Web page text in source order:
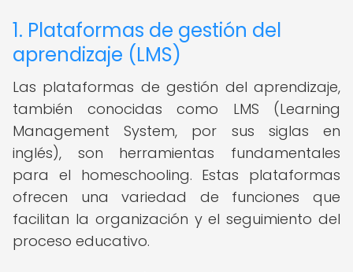
1. Plataformas de gestión del
aprendizaje (LMS)
Las plataformas de gestión del aprendizaje,
también conocidas como LMS (Learning
Management System, por sus siglas en
inglés), son herramientas fundamentales
para el homeschooling. Estas plataformas
ofrecen una variedad de funciones que
facilitan la organización y el seguimiento del
proceso educativo.